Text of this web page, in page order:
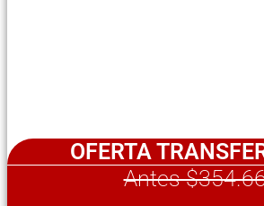
OFERTA
Antes